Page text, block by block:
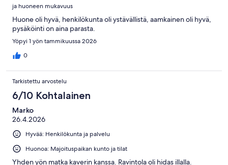
ja huoneen mukavuus
Huone oli hyvä, henkilökunta oli ystävällistä, aamkainen oli hyvä,
pysäköinti on aina parasta.
Yöpyi 1 yön tammikuussa 2026
0
Tarkistettu arvostelu
6/10 Kohtalainen
Marko
26.4.2026
Hyvää: Henkilökunta ja palvelu
Huonoa: Majoituspaikan kunto ja tilat
Yhden yön matka kaverin kanssa. Ravintola oli hidas illalla.